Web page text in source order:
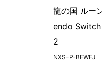
龍の国 ルー
endo
2
NXS-P-BEWEJ